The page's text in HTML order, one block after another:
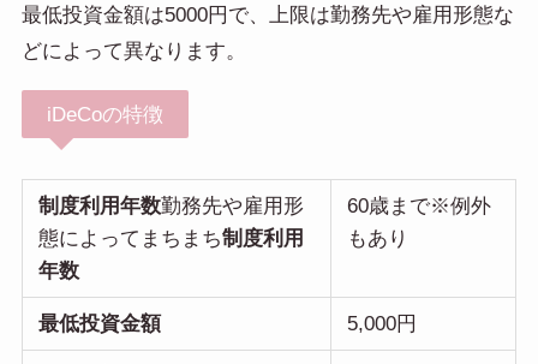
最低投資金額は5000円で、上限は勤務先や雇用形態な
どによって異なります。
iDeCoの特徴
制度利用年数勤務先や雇用形
態によってまちまち制度利用
年数
60歳まで※例外
もあり
最低投資金額 5,000円